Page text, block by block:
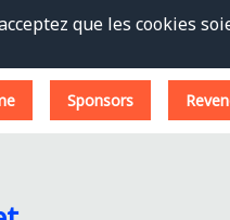
Sponsors
que les cookies